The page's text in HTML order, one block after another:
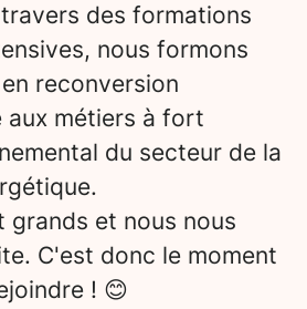
des formations
nous formons
reconversion
aux métiers à fort
du secteur de la
grands et nous nous
C'est donc le moment
! 😊